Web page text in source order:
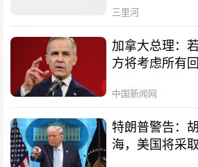
三里河
加拿大总理：
方将考虑所有
中国新闻网
特朗普警告：
海，美国将采